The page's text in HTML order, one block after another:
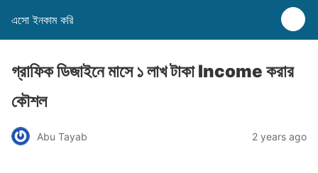
এসো ইনকাম করি
গ্রাফিক ডিজাইনে মাসে ১ লাখ টাকা Income করার
কৌশল
Abu Tayab 2 years ago